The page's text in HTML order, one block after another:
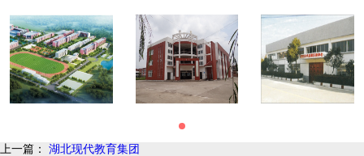
上一篇： 湖北现代教育集团